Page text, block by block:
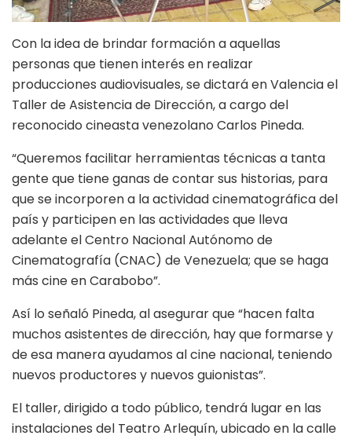
Con la idea de brindar formación a aquellas
personas que tienen interés en realizar
producciones audiovisuales, se dictará en Valencia el
Taller de Asistencia de Dirección, a cargo del
reconocido cineasta venezolano Carlos Pineda.
“Queremos facilitar herramientas técnicas a tanta
gente que tiene ganas de contar sus historias, para
que se incorporen a la actividad cinematográfica del
país y participen en las actividades que lleva
adelante el Centro Nacional Autónomo de
Cinematografía (CNAC) de Venezuela; que se haga
más cine en Carabobo”.
Así lo señaló Pineda, al asegurar que “hacen falta
muchos asistentes de dirección, hay que formarse y
de esa manera ayudamos al cine nacional, teniendo
nuevos productores y nuevos guionistas”.
El taller, dirigido a todo público, tendrá lugar en las
instalaciones del Teatro Arlequín, ubicado en la calle